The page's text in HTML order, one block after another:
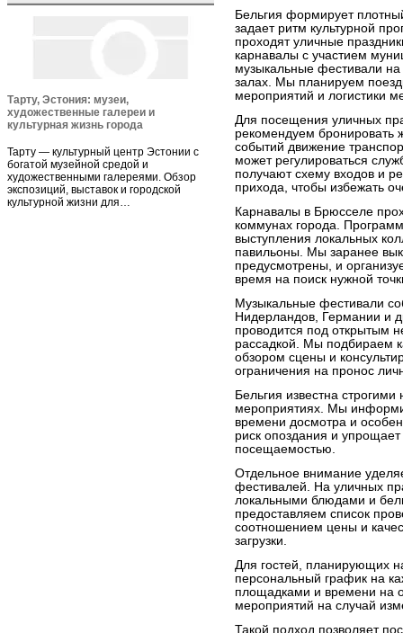
Тарту, Эстония: музеи,
художественные галереи и
культурная жизнь города
Тарту — культурный центр Эстонии с
богатой музейной средой и
художественными галереями. Обзор
экспозиций, выставок и городской
культурной жизни для…
Бельгия формирует
задает ритм культурной
проходят уличные
карнавалы с участием
музыкальные фестивали
залах. Мы планируем
мероприятий и логистики
Для посещения уличных
рекомендуем бронировать
событий движение
может регулироваться
получают схему входов и
прихода, чтобы избежать
Карнавалы в Брюсселе
коммунах города.
выступления локальных
павильоны. Мы заранее
предусмотрены, и
время на поиск нужной
Музыкальные фестивали
Нидерландов, Германии и
проводится под открытым
рассадкой. Мы подбираем
обзором сцены и
ограничения на пронос
Бельгия известна
мероприятиях. Мы
времени досмотра и
риск опоздания и
посещаемостью.
Отдельное внимание
фестивалей. На уличных
локальными блюдами и
предоставляем список
соотношением цены и
загрузки.
Для гостей, планирующих
персональный график на
площадками и времени на
мероприятий на случай
Такой подход позволяет